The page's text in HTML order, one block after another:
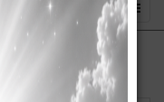
แสดง
#